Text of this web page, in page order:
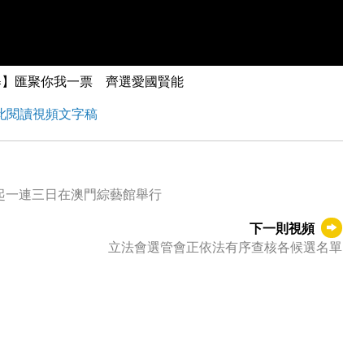
】匯聚你我一票 齊選愛國賢能
閱讀視頻文字稿
一連三日在澳門綜藝館舉行
下一則視頻
立法會選管會正依法有序查核各候選名單